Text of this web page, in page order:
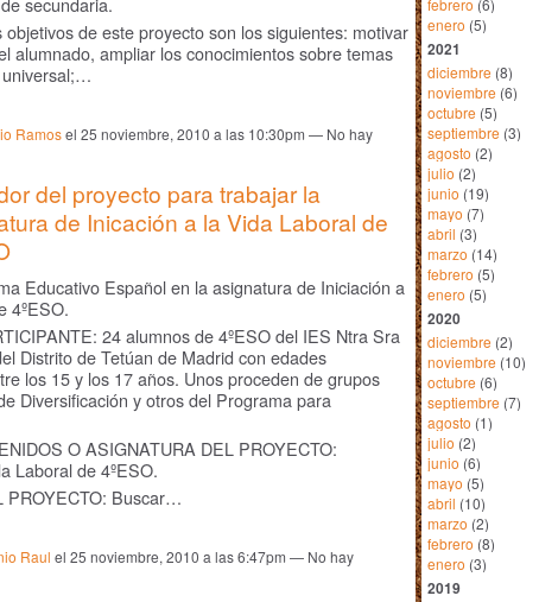
de este proyecto son los siguientes: motivar
alumnado, ampliar los conocimientos sobre temas
universal;…
Ramosel 25 noviembre, 2010 a las 10:30pm — No hay
del proyecto para trabajar la
de Inicación a la Vida Laboral de
Educativo Español en la asignatura de Iniciación a
4ºESO.
24 alumnos de 4ºESO del IES Ntra Sra
Distrito de Tetúan de Madrid con edades
los 15 y los 17 años. Unos proceden de grupos
Diversificación y otros del Programa para
O ASIGNATURA DEL PROYECTO:
Laboral de 4ºESO.
PROYECTO: Buscar…
Raul el 25 noviembre, 2010 a las 6:47pm — No hay
febrero (6)
enero (5)
2021
diciembre (8)
noviembre (6)
octubre (5)
septiembre (3)
agosto (2)
julio (2)
junio (19)
mayo (7)
abril (3)
marzo (14)
febrero (5)
enero (5)
2020
diciembre (2)
noviembre (10)
octubre (6)
septiembre (7)
agosto (1)
julio (2)
junio (6)
mayo (5)
abril (10)
marzo (2)
febrero (8)
enero (3)
2019